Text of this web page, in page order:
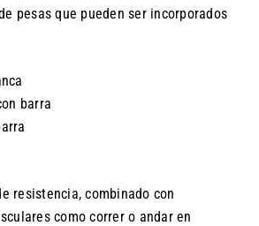
pesas que pueden ser incorporados
barra
resistencia, combinado con
como correr o andar en